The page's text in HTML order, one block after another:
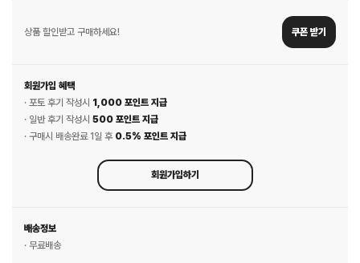
상품 할인받고 구매하세요! 쿠폰 받기
회원가입 혜택
· 포토 후기 작성시 1,000 포인트 지급
· 일반 후기 작성시 500 포인트 지급
· 구매시 배송완료 1일 후 0.5% 포인트 지급
회원가입하기
배송정보
· 무료배송